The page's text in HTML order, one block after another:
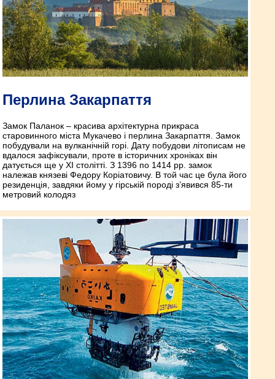
Перлина Закарпаття
Замок Паланок – красива архітектурна прикраса
старовинного міста Мукачево і перлина Закарпаття. Замок
побудували на вулканічній горі. Дату побудови літописам не
вдалося зафіксували, проте в історичних хроніках він
датується ще у XI столітті. З 1396 по 1414 рр. замок
належав князеві Федору Коріатовичу. В той час це була його
резиденція, завдяки йому у гірській породі з’явився 85-ти
метровий колодяз